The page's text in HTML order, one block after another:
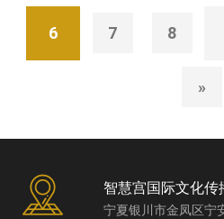
6 7 8
»
智慧宫国际文化传
宁夏银川市金凤区宁